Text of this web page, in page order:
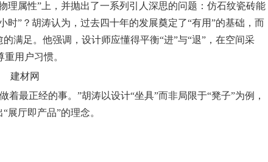
理属性”上，并抛出了一系列引人深思的问题：仿石纹瓷砖能
时”？胡涛认为，过去四十年的发展奠定了“有用”的基础，而
满足。他强调，设计师应懂得平衡“进”与“退”，在空间采
用户习惯。
最正经的事。”胡涛以设计“坐具”而非局限于“凳子”为例，
展厅即产品”的理念。